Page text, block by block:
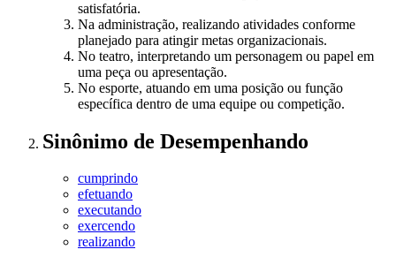
satisfatória.
Na administração, realizando atividades conforme
planejado para atingir metas organizacionais.
No teatro, interpretando um personagem ou papel em
uma peça ou apresentação.
No esporte, atuando em uma posição ou função
específica dentro de uma equipe ou competição.
Sinônimo de Desempenhando
cumprindo
efetuando
executando
exercendo
realizando